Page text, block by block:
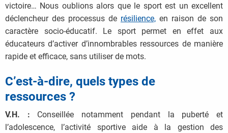
victoire… Nous oublions alors que le sport est un excellent
déclencheur des processus de résilience, en raison de son
caractère socio-éducatif. Le sport permet en effet aux
éducateurs d’activer d’innombrables ressources de manière
rapide et efficace, sans utiliser de mots.
C’est-à-dire, quels types de
ressources ?
V.H. : Conseillée notamment pendant la puberté et
l’adolescence, l’activité sportive aide à la gestion des